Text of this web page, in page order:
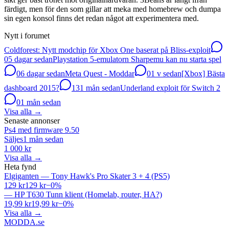
färdigt, men för den som gillar att meka med homebrew och dumpa
sin egen konsol finns det redan något att experimentera med.
Nytt i forumet
Coldforest: Nytt modchip för Xbox One baserat på Bliss-exploit
05 dagar sedanPlaystation 5-emulatorn Sharpemu kan nu starta spel
06 dagar sedanMeta Quest - Moddar 01 v sedan[Xbox] Bästa
dashboard 2015?
131 mån sedanUnderland exploit för Switch 2
01 mån sedan
Visa alla →
Senaste annonser
Ps4 med firmware 9.50
Säljes1 mån sedan
1 000 kr
Visa alla →
Heta fynd
Elgiganten — Tony Hawk's Pro Skater 3 + 4 (PS5)
129 kr129 kr−0%
— HP T630 Tunn klient (Homelab, router, HA?)
19,99 kr19,99 kr−0%
Visa alla →
MODDA.se